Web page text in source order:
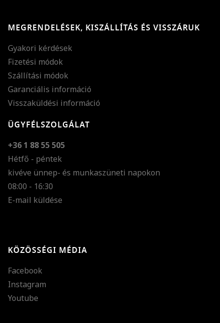
MEGRENDELÉSEK, KISZÁLLÍTÁS ÉS VISSZÁRUK
Gyakori kérdések
Fizetési módok
Szállítási módok
Garanciális információ
Visszaküldési információ
ÜGYFÉLSZOLGÁLAT
+36 1 88 55 505
Hétfő - péntek
kivéve ünnep- és munkaszüneti napokon
08:00 - 16:30
E-mail küldése
KÖZÖSSÉGI MÉDIA
Facebook
Instagram
Youtube